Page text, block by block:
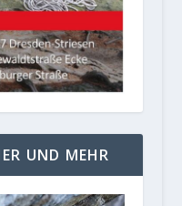
UND MEHR